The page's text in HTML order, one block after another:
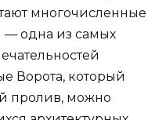
многочисленные
— одна из самых
Ворота, который
пролив, можно